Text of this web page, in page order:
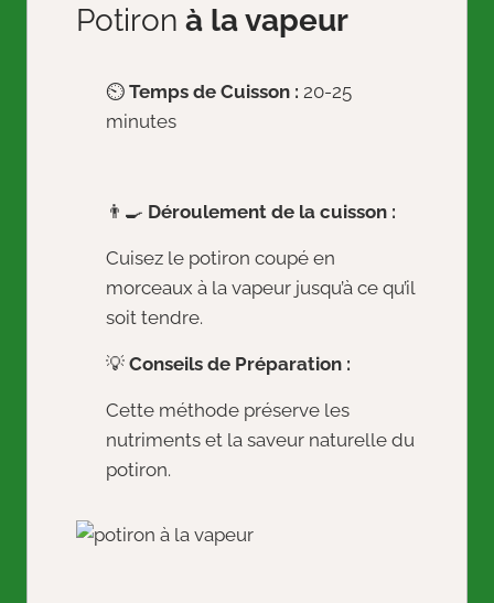
Potiron à la vapeur
⏲️ Temps de Cuisson : 20-25
minutes
👨‍🍳 Déroulement de la cuisson :
Cuisez le potiron coupé en
morceaux à la vapeur jusqu’à ce qu’il
soit tendre.
💡 Conseils de Préparation :
Cette méthode préserve les
nutriments et la saveur naturelle du
potiron.